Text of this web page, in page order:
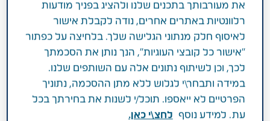
תקופת החגים המתקרבת פועלת אחרת על כל אחד, יש
מי שמתמלא ציפייה לקראת המפגשים המשפחתיים ויש
מי שמחפש דרכים לצמצם אותם. המקום שבו הם
פוגשים אותנו מושפע מגורמים שונים - אם זה השלב בו
אנו נמצאים בחיינו, אורח החיים שלנו, המנהגים
המשפחתיים שלנו וכמובן האישיות של כל אחד מאיתנו.
כאשר אנחנו בני משפחה מטפלים, החגים דורשים מאתנו
את מעורבותך בתכנים שלנו ולהציג בפניך מודעות
רלוונטיות באתרים אחרים, נודה לקבלת אישור
לאיסוף חלק מנתוני הגלישה שלך. בלחיצה על כפתור
"אישור כל קובצי העוגיות", הנך נותן את הסכמתך
לכך, וכן לשיתוף נתונים אלה עם השותפים שלנו.
במידה ותבחר\י לגלוש ללא מתן ההסכמה, נתוניך
הפרטיים לא ייאספו. תוכל/י לשנות את בחירתך בכל
עת. למידע נוסף
לחצ\י כאן.